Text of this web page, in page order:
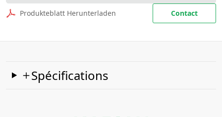
Produkteblatt Herunterladen Contact
Spécifications